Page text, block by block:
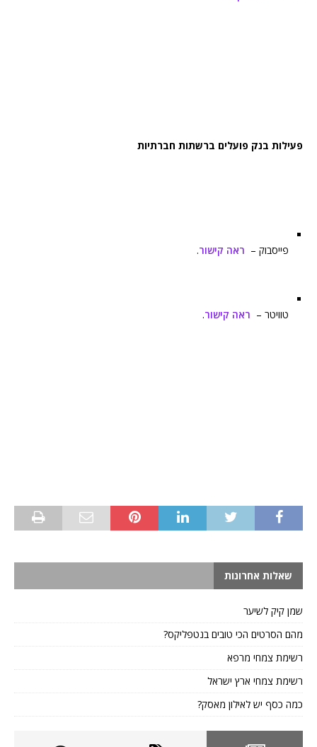
פעילות בנק פועלים ברשתות חברתיות
פייסבוק – ראה קישור.
טוויטר – ראה קישור.
שאלות אחרונות
שמן קיק לשיער
מהם הסרטים הכי טובים בנטפליקס?
רשימת צמחי מרפא
רשימת צמחי ארץ ישראל
כמה כסף יש לאילון מאסק?